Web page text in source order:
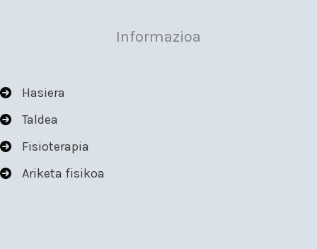
Informazioa
Hasiera
Taldea
Fisioterapia
Ariketa fisikoa